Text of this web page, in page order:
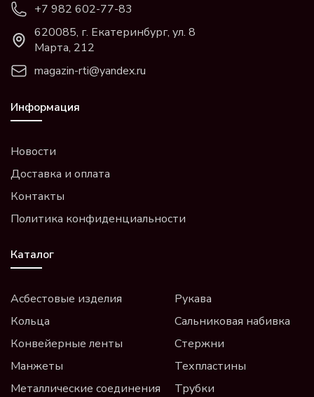
+7 982 602-77-83
620085, г. Екатеринбург, ул. 8
Марта, 212
magazin-rti@yandex.ru
Информация
Новости
Доставка и оплата
Контакты
Политика конфиденциальности
Каталог
Асбестовые изделия
Кольца
Конвейерные ленты
Манжеты
Металлические соединения
Рукава
Сальниковая набивка
Стержни
Техпластины
Трубки